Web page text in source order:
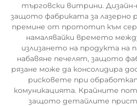
търговски витрини.
защото фабриката за лазерно
премине от прототип към
намалявайки времето
излизането на продукта на
набавяне печелят, защото
рязане може да консолидира
рисковете при
комуникацията. Крайните
защото детайлите